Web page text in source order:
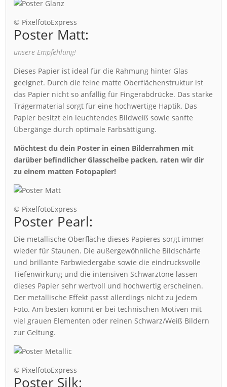
© PixelfotoExpress
Poster Matt:
unsere Empfehlung!
Dieses Papier ist ideal für die Rahmung hinter Glas
geeignet. Durch die feine matte Oberflächenstruktur ist
das Papier nicht so anfällig für Fingerabdrücke. Das starke
Trägermaterial sorgt für eine hochwertige Haptik. Das
Papier besitzt ein leuchtendes Bildweiß sowie sanfte
Übergänge durch optimale Farbsättigung.
Möchtest du dein Poster in einen Bilderrahmen mit
darüber befindlicher Glasscheibe packen, raten wir dir
zu einem matten Fotopapier!
© PixelfotoExpress
Poster Pearl:
Die metallische Oberfläche dieses Papieres sorgt immer
wieder für Staunen. Die außergewöhnliche Bildschärfe
und brillante Farbwiedergabe sowie die eindrucksvolle
Tiefenwirkung und die intensiven Schwarztöne lassen
dieses Papier sehr wertvoll und hochwertig erscheinen.
Der metallische Effekt passt allerdings nicht zu jedem
Foto. Am besten kommt er bei technischen Motiven mit
viel grauen Elementen oder reinen Schwarz/Weiß Bildern
zur Geltung.
© PixelfotoExpress
Poster Silk: